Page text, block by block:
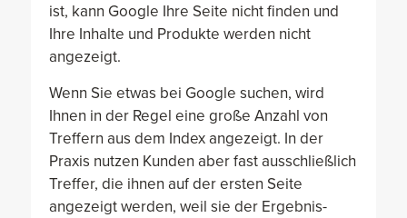
ist, kann Google Ihre Seite nicht finden und
Ihre Inhalte und Produkte werden nicht
angezeigt.
Wenn Sie etwas bei Google suchen, wird
Ihnen in der Regel eine große Anzahl von
Treffern aus dem Index angezeigt. In der
Praxis nutzen Kunden aber fast ausschließlich
Treffer, die ihnen auf der ersten Seite
angezeigt werden, weil sie der Ergebnis-